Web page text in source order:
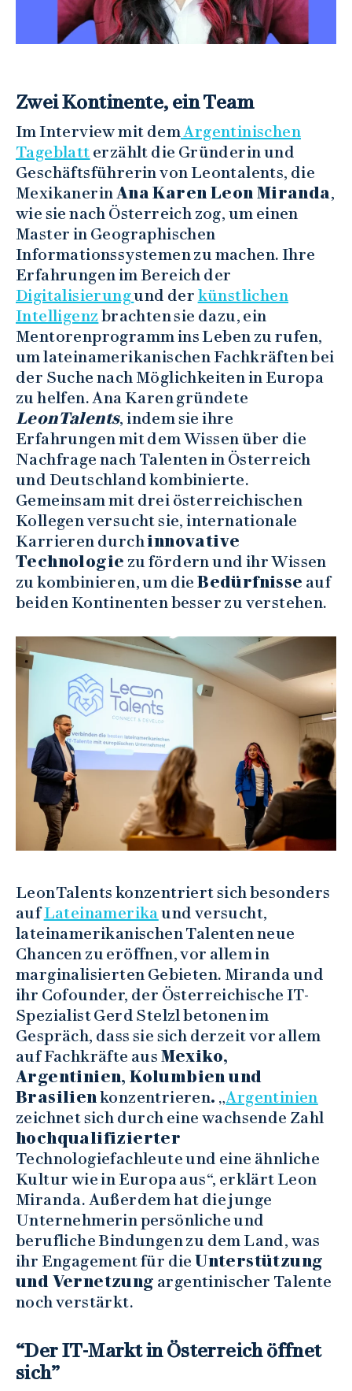
Zwei Kontinente, ein Team
Im Interview mit demArgentinischen
Tageblatt erzählt die Gründerin und
Geschäftsführerin von Leontalents, die
MexikanerinAna Karen Leon Miranda,
wie sie nach Österreich zog, um einen
Master in Geographischen
Informationssystemen zu machen. Ihre
Erfahrungen im Bereich der
Digitalisierungund der künstlichen
Intelligenz brachten sie dazu, ein
Mentorenprogramm ins Leben zu rufen,
um lateinamerikanischen Fachkräften bei
der Suche nach Möglichkeiten in Europa
zu helfen. Ana Karen gründete
LeonTalents, indem sie ihre
Erfahrungen mit dem Wissen über die
Nachfrage nach Talenten in Österreich
und Deutschland kombinierte.
Gemeinsam mit drei österreichischen
Kollegen versucht sie, internationale
Karrieren durchinnovative
Technologie zu fördern und ihr Wissen
zu kombinieren, um dieBedürfnisse auf
beiden Kontinenten besser zu verstehen.
LeonTalents konzentriert sich besonders
aufLateinamerikaund versucht,
lateinamerikanischen Talenten neue
Chancen zu eröffnen, vor allem in
marginalisierten Gebieten. Miranda und
ihr Cofounder, der Österreichische IT-
Spezialist Gerd Stelzl betonen im
Gespräch, dass sie sich derzeit vor allem
auf Fachkräfte aus Mexiko,
Argentinien, Kolumbien und
Brasilienkonzentrieren. „Argentinien
zeichnet sich durch eine wachsende Zahl
hochqualifizierter
Technologiefachleute und eine ähnliche
Kultur wie in Europa aus“, erklärt Leon
Miranda. Außerdem hat die junge
Unternehmerin persönliche und
berufliche Bindungen zu dem Land, was
ihr Engagement für dieUnterstützung
und Vernetzung argentinischer Talente
noch verstärkt.
“Der IT-Markt in Österreich öffnet
sich”